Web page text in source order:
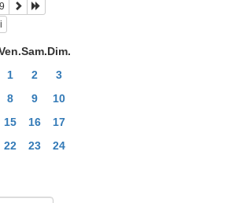
Sam.Dim.
1 2
3
8 9
10
15 16
17
22 23
24